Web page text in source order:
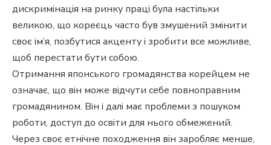
дискримінація на ринку праці була настільки
великою, що кореєць часто був змушений змінити
своє ім’я, позбутися акценту і зробити все можливе,
щоб перестати бути собою.
Отримання японського громадянства корейцем не
означає, що він може відчути себе повноправним
громадянином. Він і далі має проблеми з пошуком
роботи, доступ до освіти для нього обмежений.
Через своє етнічне походження він заробляє менше,